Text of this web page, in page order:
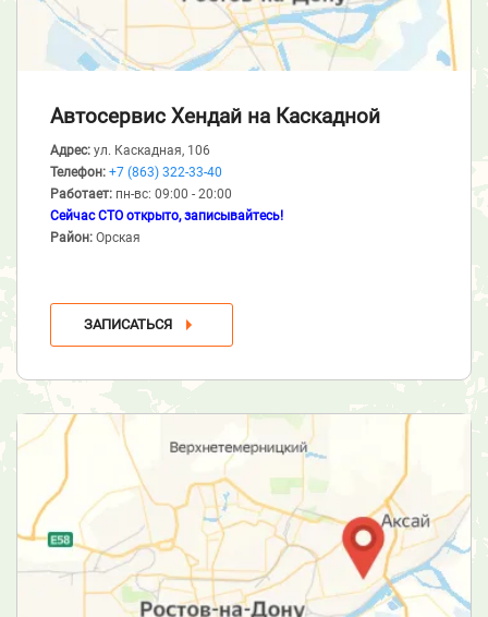
Автосервис Хендай на Каскадной
Адрес: ул. Каскадная, 106
Телефон: +7 (863) 322-33-40
Работает: пн-вс: 09:00 - 20:00
Сейчас СТО открыто, записывайтесь!
Район: Орская
ЗАПИСАТЬСЯ